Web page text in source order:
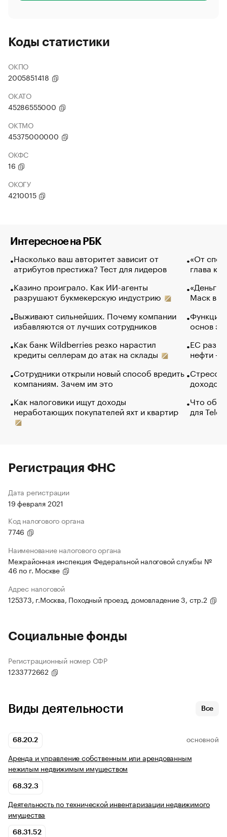
Коды статистики
ОКПО
2005851418
ОКАТО
45286555000
ОКТМО
45375000000
ОКФС
16
ОКОГУ
4210015
Интересное на РБК
Насколько ваш авторитет зависит от
атрибутов престижа? Тест для лидеров
Казино проиграло. Как ИИ-агенты
разрушают букмекерскую индустрию
Выживают сильнейших. Почему компании
избавляются от лучших сотрудников
Как банк Wildberries резко нарастил
кредиты селлерам до атак на склады
Сотрудники открыли новый способ вредить
компаниям. Зачем им это
Как налоговики ищут доходы
неработающих покупателей яхт и квартир
«От
глава
«Деньги
Маск в
Функции
основ
ЕС
нефти —
Стресс
доходов
Что
для
Регистрация ФНС
Дата регистрации
19 февраля 2021
Код налогового органа
7746
Наименование налогового органа
Межрайонная инспекция Федеральной налоговой службы №
46 по г. Москве
Адрес налоговой
125373, г.Москва, Походный проезд, домовладение 3, стр.2
Социальные фонды
Регистрационный номер СФР
1233772662
Виды деятельности Все
68.20.2 ОСНОВНОЙ
Аренда и управление собственным или арендованным
нежилым недвижимым имуществом
68.32.3
Деятельность по технической инвентаризации недвижимого
имущества
68.31.52